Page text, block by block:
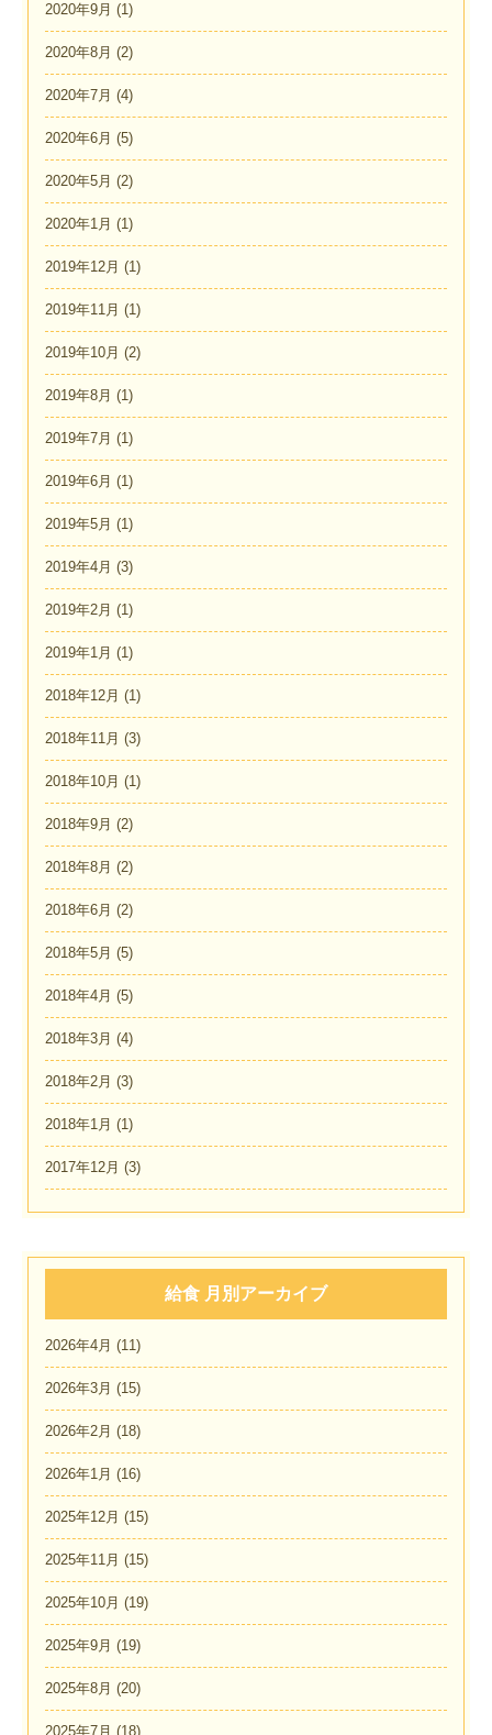
2020年9月 (1)
2020年8月 (2)
2020年7月 (4)
2020年6月 (5)
2020年5月 (2)
2020年1月 (1)
2019年12月 (1)
2019年11月 (1)
2019年10月 (2)
2019年8月 (1)
2019年7月 (1)
2019年6月 (1)
2019年5月 (1)
2019年4月 (3)
2019年2月 (1)
2019年1月 (1)
2018年12月 (1)
2018年11月 (3)
2018年10月 (1)
2018年9月 (2)
2018年8月 (2)
2018年6月 (2)
2018年5月 (5)
2018年4月 (5)
2018年3月 (4)
2018年2月 (3)
2018年1月 (1)
2017年12月 (3)
給食 月別アーカイブ
2026年4月 (11)
2026年3月 (15)
2026年2月 (18)
2026年1月 (16)
2025年12月 (15)
2025年11月 (15)
2025年10月 (19)
2025年9月 (19)
2025年8月 (20)
2025年7月 (18)